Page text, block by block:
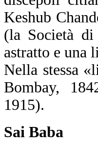
Keshub
(la Società di
astratto e una
Nella stessa
Bombay,
1915).
Sai Baba